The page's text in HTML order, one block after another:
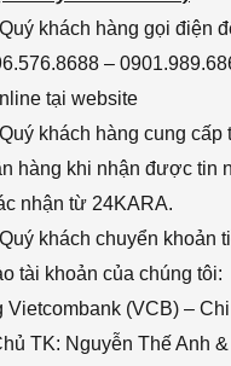
khách hàng gọi điện
–
tại website
khách hàng cung cấp
hàng khi nhận được tin
nhận từ 24KARA.
khách chuyển khoản
tài khoản của chúng tôi:
Vietcombank (VCB) –
TK: Nguyễn Thế Anh